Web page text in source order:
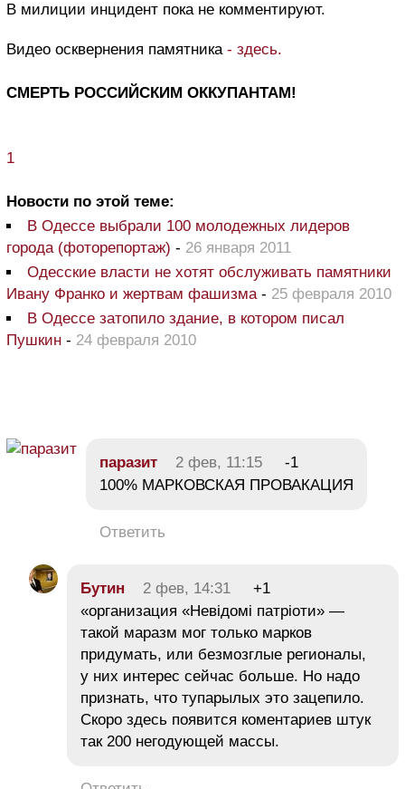
В милиции инцидент пока не комментируют.
Видео осквернения памятника - здесь.
СМЕРТЬ РОССИЙСКИМ ОККУПАНТАМ!
1
Новости по этой теме:
В Одессе выбрали 100 молодежных лидеров
города (фоторепортаж) - 26 января 2011
Одесские власти не хотят обслуживать памятники
Ивану Франко и жертвам фашизма- 25 февраля 2010
В Одессе затопило здание, в котором писал
Пушкин - 24 февраля 2010
паразит 2 фев, 11:15
-1
100% МАРКОВСКАЯ ПРОВАКАЦИЯ
Ответить
Бутин 2 фев, 14:31
+1
«организация «Невідомі патріоти» —
такой маразм мог только марков
придумать, или безмозглые регионалы,
у них интерес сейчас больше. Но надо
признать, что тупарылых это зацепило.
Скоро здесь появится коментариев штук
так 200 негодующей массы.